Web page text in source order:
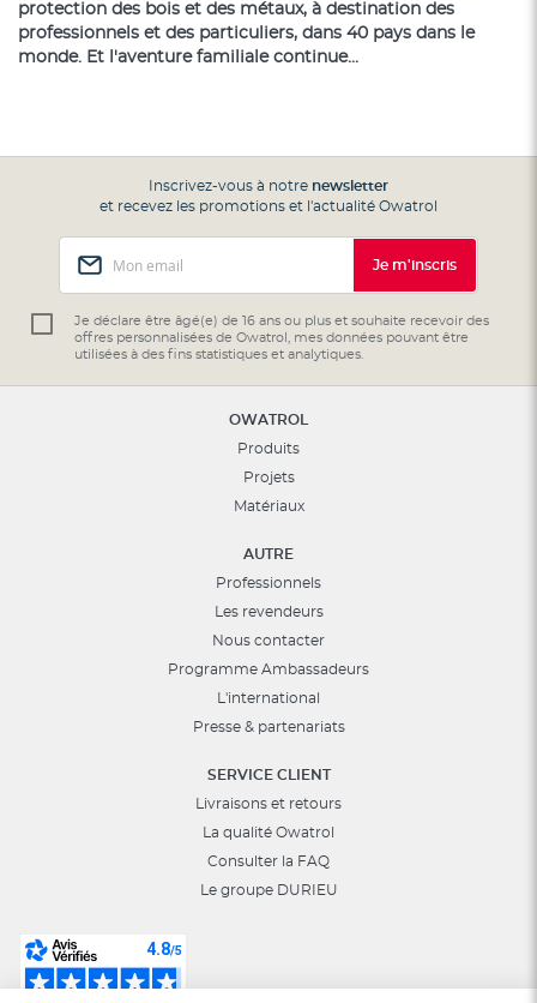
protection des bois et des métaux, à destination des
professionnels et des particuliers, dans 40 pays dans le
monde. Et l'aventure familiale continue...
Inscrivez-vous à notre newsletter
et recevez les promotions et l'actualité Owatrol
notre
lettre
d’information
Je m'inscris
Je déclare être âgé(e) de 16 ans ou plus et souhaite recevoir des
offres personnalisées de Owatrol, mes données pouvant être
utilisées à des fins statistiques et analytiques.
OWATROL
Produits
Projets
Matériaux
AUTRE
Professionnels
Les revendeurs
Nous contacter
Programme Ambassadeurs
L'international
Presse & partenariats
SERVICE CLIENT
Livraisons et retours
La qualité Owatrol
Consulter la FAQ
Le groupe DURIEU